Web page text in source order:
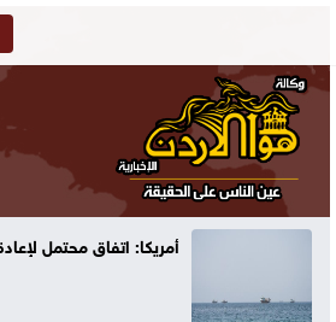
أمريكا: اتفاق محتمل